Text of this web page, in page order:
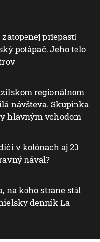
priepasti
potápač. Jeho telo
regionálnom
návšteva. Skupinka
hlavným vchodom
v kolónach aj 20
nával?
na koho strane stál
denník La